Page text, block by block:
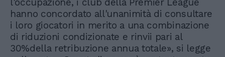
hanno concordato all'unanimità di consultare
i loro giocatori in merito a una combinazione
di riduzioni condizionate e rinvii pari al
30%della retribuzione annua totale», si legge